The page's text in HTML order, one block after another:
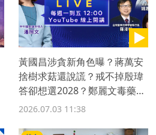
黃國昌涉貪新角色曝？蔣萬安
捨樹求菇還說謊？戒不掉殷瑋
答卻想選2028？鄭麗文毒藥還
是利刃？ 連勝文同框盧秀燕
2026.07.03 11:38